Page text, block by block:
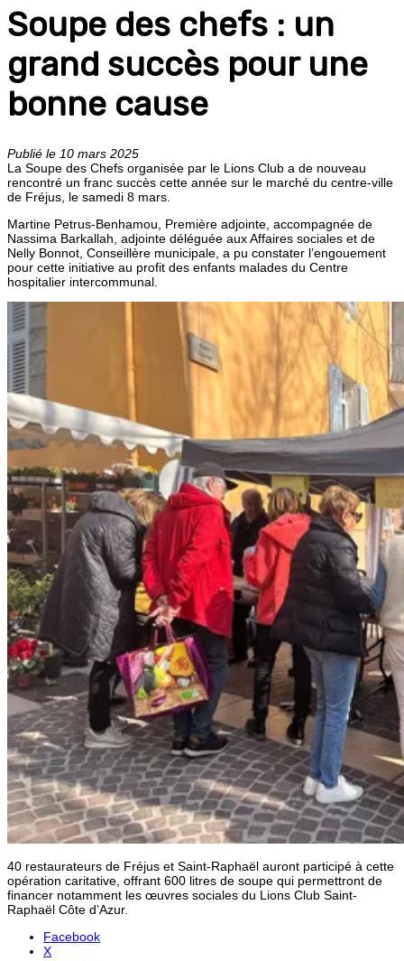
Soupe des chefs : un
grand succès pour une
bonne cause
Publié le 10 mars 2025
La Soupe des Chefs organisée par le Lions Club a de nouveau
rencontré un franc succès cette année sur le marché du centre-ville
de Fréjus, le samedi 8 mars.
Martine Petrus-Benhamou, Première adjointe, accompagnée de
Nassima Barkallah, adjointe déléguée aux Affaires sociales et de
Nelly Bonnot, Conseillère municipale, a pu constater l’engouement
pour cette initiative au profit des enfants malades du Centre
hospitalier intercommunal.
40 restaurateurs de Fréjus et Saint-Raphaël auront participé à cette
opération caritative, offrant 600 litres de soupe qui permettront de
financer notamment les œuvres sociales du Lions Club Saint-
Raphaël Côte d’Azur.
Facebook
X